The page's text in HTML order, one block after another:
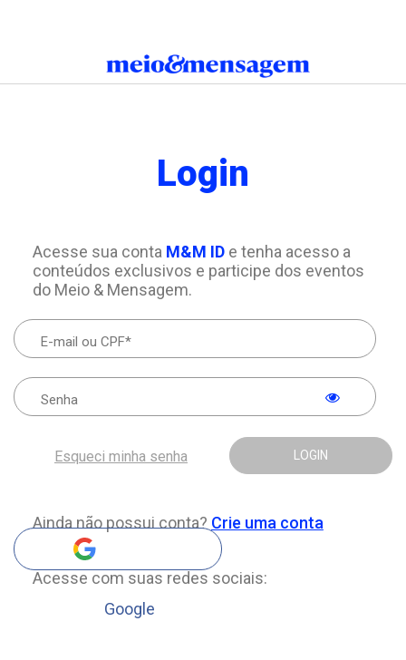
Login
Acesse sua conta M&M IDe tenha acesso a
conteúdos exclusivos e participe dos eventos
do Meio & Mensagem.
LOGIN
Esqueci minha senha
Ainda não possui conta? Crie uma conta
Acesse com suas redes sociais:
Google